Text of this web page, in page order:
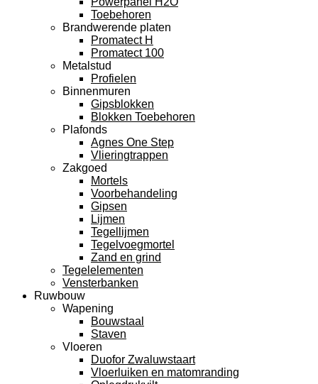
Toebehoren
Brandwerende platen
Promatect H
Promatect 100
Metalstud
Profielen
Binnenmuren
Gipsblokken
Blokken Toebehoren
Plafonds
Agnes One Step
Vlieringtrappen
Zakgoed
Mortels
Voorbehandeling
Gipsen
Lijmen
Tegellijmen
Tegelvoegmortel
Zand en grind
Tegelelementen
Vensterbanken
Ruwbouw
Wapening
Bouwstaal
Staven
Vloeren
Duofor Zwaluwstaart
Vloerluiken en matomranding